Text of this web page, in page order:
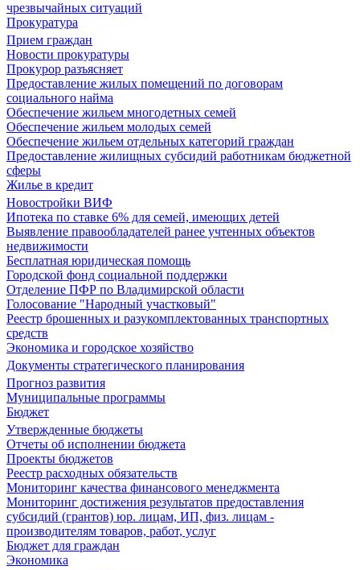
чрезвычайных ситуаций
Прокуратура
Прием граждан
Новости прокуратуры
Прокурор разъясняет
Предоставление жилых помещений по договорам
социального найма
Обеспечение жильем многодетных семей
Обеспечение жильем молодых семей
Обеспечение жильем отдельных категорий граждан
Предоставление жилищных субсидий работникам бюджетной
сферы
Жилье в кредит
Новостройки ВИФ
Ипотека по ставке 6% для семей, имеющих детей
Выявление правообладателей ранее учтенных объектов
недвижимости
Бесплатная юридическая помощь
Городской фонд социальной поддержки
Отделение ПФР по Владимирской области
Голосование "Народный участковый"
Реестр брошенных и разукомплектованных транспортных
средств
Экономика и городское хозяйство
Документы стратегического планирования
Прогноз развития
Муниципальные программы
Бюджет
Утвержденные бюджеты
Отчеты об исполнении бюджета
Проекты бюджетов
Реестр расходных обязательств
Мониторинг качества финансового менеджмента
Мониторинг достижения результатов предоставления
субсидий (грантов) юр. лицам, ИП, физ. лицам -
производителям товаров, работ, услуг
Бюджет для граждан
Экономика